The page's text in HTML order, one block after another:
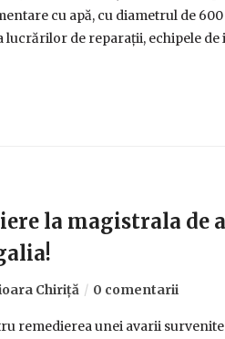
cu apă, cu diametrul de
de reparații, echipele de
la magistrala de
Chiriță 0 comentarii
remedierea unei avarii